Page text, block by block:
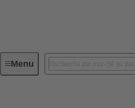
MenuConnecteurs industriels / Han®